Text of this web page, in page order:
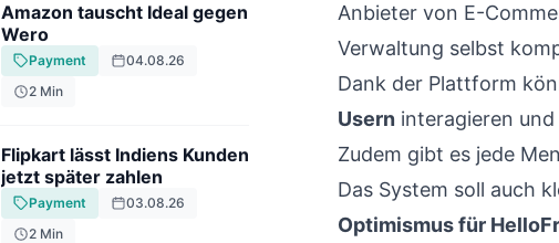
Amazon tauscht Ideal gegen
Wero
Payment
04.08.26
2 Min
Flipkart lässt Indiens Kunden
jetzt später zahlen
Payment
03.08.26
2 Min
Anbieter von E-
Verwaltung selbst
Dank der Plattform
Usern interagieren
Zudem gibt es jede
Das System soll auch
Optimismus für